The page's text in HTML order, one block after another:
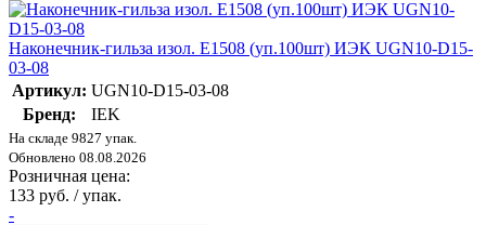
Наконечник-гильза изол. Е1508 (уп.100шт) ИЭК UGN10-D15-
03-08
Артикул: UGN10-D15-03-08
Бренд:
IEK
На складе 9827 упак.
Обновлено 08.08.2026
Розничная цена:
133 руб. / упак.
-